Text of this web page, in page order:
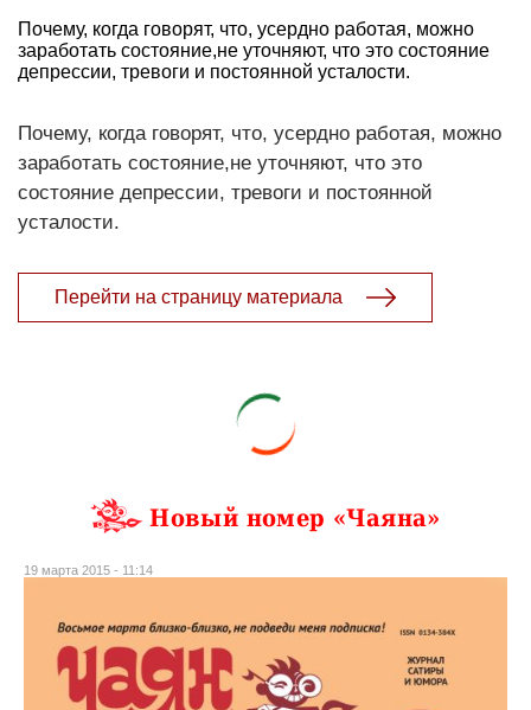
Почему, когда говорят, что, усердно работая, можно
заработать состояние,не уточняют, что это состояние
депрессии, тревоги и постоянной усталости.
Почему, когда говорят, что, усердно работая, можно
заработать состояние,не уточняют, что это
состояние депрессии, тревоги и постоянной
усталости.
Перейти на страницу материала
Новый номер «Чаяна»
19 марта 2015 - 11:14